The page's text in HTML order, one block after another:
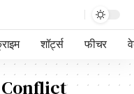
शॉर्ट्स फीचर